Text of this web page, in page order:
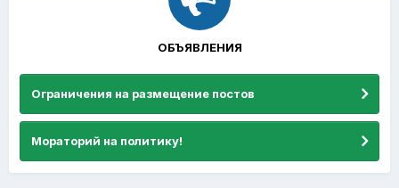
ОБЪЯВЛЕНИЯ
Ограничения на размещение постов
Мораторий на политику!